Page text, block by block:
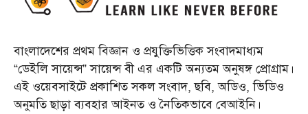
বাংলাদেশের প্রথম বিজ্ঞান ও প্রযুক্তিভিত্তিক সংবাদমাধ্যম
“ডেইলি সায়েন্স” সায়েন্স বী এর একটি অন্যতম অনুষঙ্গ প্রোগ্রাম।
এই ওয়েবসাইটে প্রকাশিত সকল সংবাদ, ছবি, অডিও, ভিডিও
অনুমতি ছাড়া ব্যবহার আইনত ও নৈতিকভাবে বেআইনি।